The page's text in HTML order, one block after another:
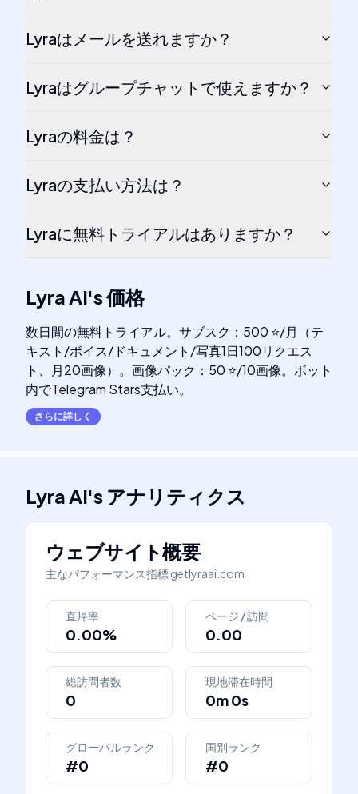
Lyraはメールを送れますか？
Lyraはグループチャットで使えますか？
Lyraの料金は？
Lyraの支払い方法は？
Lyraに無料トライアルはありますか？
Lyra AI's価格
数日間の無料トライアル。サブスク：500 ⭐/月（テ
キスト/ボイス/ドキュメント/写真1日100リクエス
ト、月20画像）。画像パック：50 ⭐/10画像。ボット
内でTelegram Stars支払い。
さらに詳しく
Lyra AI's アナリティクス
ウェブサイト概要
主なパフォーマンス指標getlyraai.com
直帰率
0.00%
ページ / 訪問
0.00
総訪問者数
0
現地滞在時間
0m 0s
グローバルランク
#0
国別ランク
#0